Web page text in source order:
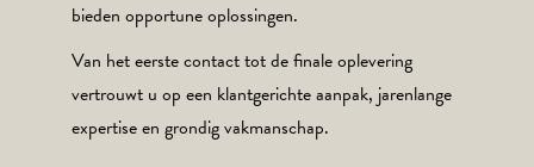
bieden opportune oplossingen.
Van het eerste contact tot de finale oplevering
vertrouwt u op een klantgerichte aanpak, jarenlange
expertise en grondig vakmanschap.